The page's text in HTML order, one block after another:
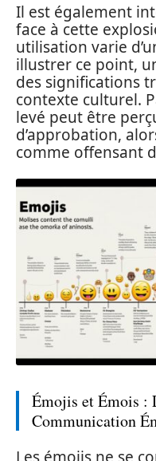
Il est également
face à cette
utilisation varie
illustrer ce point,
des significations
contexte culturel.
levé peut être
d’approbation,
comme offensant
Émojis et Émois :
Communication